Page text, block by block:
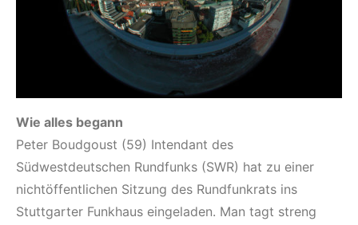
Wie alles begann
Peter Boudgoust (59) Intendant des
Südwestdeutschen Rundfunks (SWR) hat zu einer
nichtöffentlichen Sitzung des Rundfunkrats ins
Stuttgarter Funkhaus eingeladen. Man tagt streng